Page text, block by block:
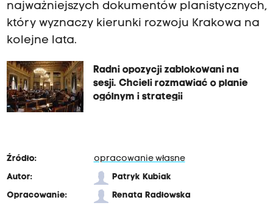
najważniejszych dokumentów planistycznych,
który wyznaczy kierunki rozwoju Krakowa na
kolejne lata.
Radni opozycji zablokowani na
sesji. Chcieli rozmawiać o planie
ogólnym i strategii
Źródło:
opracowanie własne
Autor:
Patryk Kubiak
Opracowanie:
Renata Radłowska